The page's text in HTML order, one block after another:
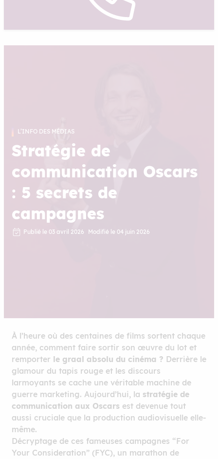
L’INFO DES MÉDIAS
Stratégie de
communication Oscars
: 5 secrets de
campagnes
Publié le 03 avril 2026 Modifié le 04 juin 2026
À l’heure où des centaines de films sortent chaque
année, comment faire sortir son œuvre du lot et
remporter le graal absolu du cinéma ? Derrière le
glamour du tapis rouge et les discours
larmoyants se cache une véritable machine de
guerre marketing. Aujourd’hui, la stratégie de
communication aux Oscars est devenue tout
aussi cruciale que la production audiovisuelle elle-
même.
Décryptage de ces fameuses campagnes “For
Your Consideration” (FYC), un marathon de